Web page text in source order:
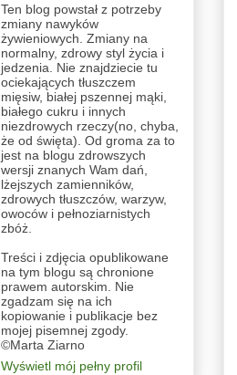
Ten blog powstał z potrzeby
zmiany nawyków
żywieniowych. Zmiany na
normalny, zdrowy styl życia i
jedzenia. Nie znajdziecie tu
ociekających tłuszczem
mięsiw, białej pszennej mąki,
białego cukru i innych
niezdrowych rzeczy(no, chyba,
że od święta). Od groma za to
jest na blogu zdrowszych
wersji znanych Wam dań,
lżejszych zamienników,
zdrowych tłuszczów, warzyw,
owoców i pełnoziarnistych
zbóż.
Treści i zdjęcia opublikowane
na tym blogu są chronione
prawem autorskim. Nie
zgadzam się na ich
kopiowanie i publikacje bez
mojej pisemnej zgody.
©Marta Ziarno
Wyświetl mój pełny profil